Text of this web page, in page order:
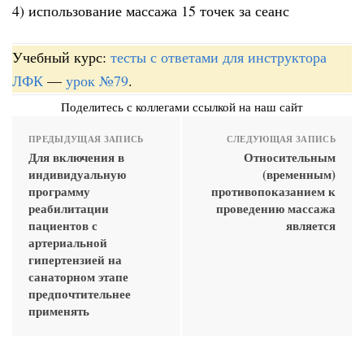
4) использование массажа 15 точек за сеанс
Учебный курс: тесты с ответами для инструктора
ЛФК — урок №79.
Поделитесь с коллегами ссылкой на наш сайт
ПРЕДЫДУЩАЯ ЗАПИСЬ
Для включения в
индивидуальную
программу
реабилитации
пациентов с
артериальной
гипертензией на
санаторном этапе
предпочтительнее
применять
СЛЕДУЮЩАЯ ЗАПИСЬ
Относительным
(временным)
противопоказанием к
проведению массажа
является